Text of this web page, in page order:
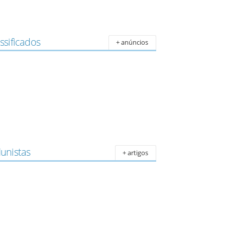
+ anúncios
+ artigos